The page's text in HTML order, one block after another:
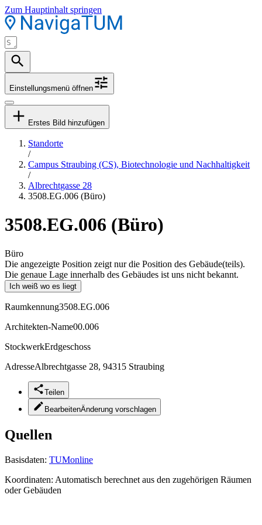
Zum Hauptinhalt springen
Einstellungsmenü öffnen
Erstes Bild hinzufügen
Standorte
/
Campus Straubing (CS), Biotechnologie und Nachhaltigkeit
/
Albrechtgasse 28
3508.EG.006 (Büro)
3508.EG.006 (Büro)
Büro
Die angezeigte Position zeigt nur die Position des Gebäude(teils).
Die genaue Lage innerhalb des Gebäudes ist uns nicht bekannt.
Ich weiß wo es liegt
Raumkennung3508.EG.006
Architekten-Name00.006
StockwerkErdgeschoss
AdresseAlbrechtgasse 28, 94315 Straubing
Teilen
BearbeitenÄnderung vorschlagen
Quellen
Basisdaten: TUMonline
Koordinaten: Automatisch berechnet aus den zugehörigen Räumen
oder Gebäuden